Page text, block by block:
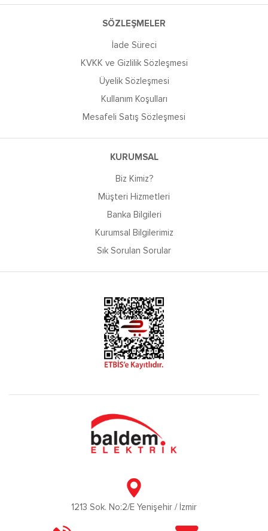
SÖZLEŞMELER
İade Süreci
KVKK ve Gizlilik Sözleşmesi
Üyelik Sözleşmesi
Kullanım Koşulları
Mesafeli Satış Sözleşmesi
KURUMSAL
Biz Kimiz?
Müşteri Hizmetleri
Banka Bilgileri
Kurumsal Bilgilerimiz
Sık Sorulan Sorular
1213 Sok. No:2/E Yenişehir / İzmir